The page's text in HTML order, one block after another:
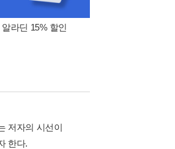
라딘 15% 할인
저자의 시선이
한다.